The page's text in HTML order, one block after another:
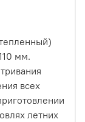
мм.
всех
летних